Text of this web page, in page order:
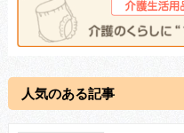
人気のある記事